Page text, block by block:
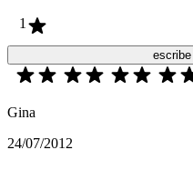
1
Gina
24/07/2012